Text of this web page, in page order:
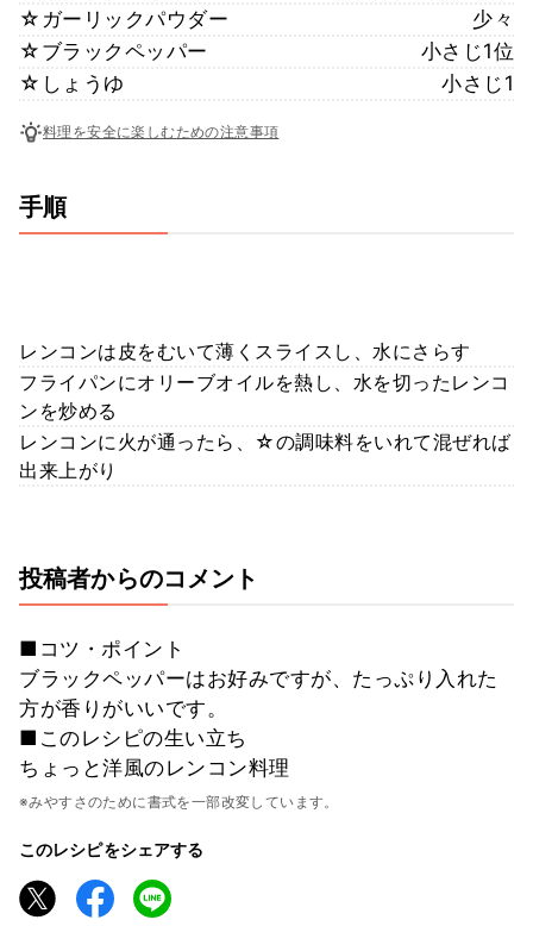
☆ガーリックパウダー
少々
☆ブラックペッパー
小さじ1位
☆しょうゆ
小さじ1
料理を安全に楽しむための注意事項
手順
レンコンは皮をむいて薄くスライスし、水にさらす
フライパンにオリーブオイルを熱し、水を切ったレンコ
ンを炒める
レンコンに火が通ったら、☆の調味料をいれて混ぜれば
出来上がり
投稿者からのコメント
■コツ・ポイント
ブラックペッパーはお好みですが、たっぷり入れた
方が香りがいいです。
■このレシピの生い立ち
ちょっと洋風のレンコン料理
※みやすさのために書式を一部改変しています。
このレシピをシェアする